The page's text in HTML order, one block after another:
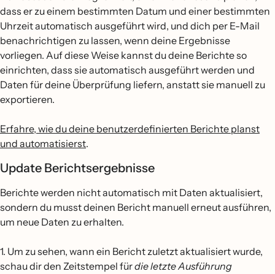
dass er zu einem bestimmten Datum und einer bestimmten
Uhrzeit automatisch ausgeführt wird, und dich per E-Mail
benachrichtigen zu lassen, wenn deine Ergebnisse
vorliegen. Auf diese Weise kannst du deine Berichte so
einrichten, dass sie automatisch ausgeführt werden und
Daten für deine Überprüfung liefern, anstatt sie manuell zu
exportieren.
Erfahre, wie du deine benutzerdefinierten Berichte planst
und automatisierst.
Update Berichtsergebnisse
Berichte werden nicht automatisch mit Daten aktualisiert,
sondern du musst deinen Bericht manuell erneut ausführen,
um neue Daten zu erhalten.
1. Um zu sehen, wann ein Bericht zuletzt aktualisiert wurde,
schau dir den Zeitstempel fürdie letzte Ausführung